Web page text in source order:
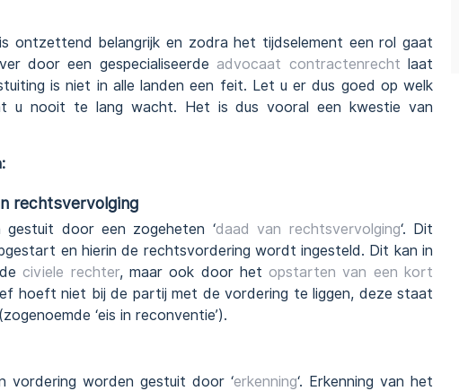
ontzettend belangrijk en zodra het tijdselement een rol gaat
door een gespecialiseerdeadvocaat contractenrecht laat
is niet in alle landen een feit. Let u er dus goed op welk
u nooit te lang wacht. Het is dus vooral een kwestie van
rechtsvervolging
door een zogeheten ‘daad van rechtsvervolging‘. Dit
en hierin de rechtsvordering wordt ingesteld. Dit kan in
civiele rechter, maar ook door hetopstarten van een kort
hoeft niet bij de partij met de vordering te liggen, deze staat
‘eis in reconventie’).
vordering worden gestuit door ‘erkenning‘. Erkenning van het